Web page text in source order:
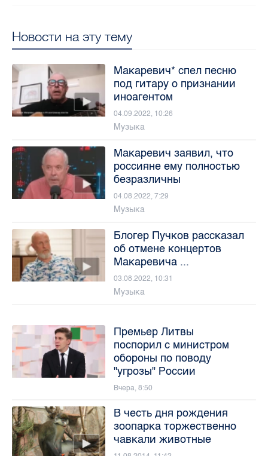
Новости на эту тему
Макаревич* спел песню
под гитару о признании
иноагентом
04.09.2022, 10:26
Музыка
Макаревич заявил, что
россияне ему полностью
безразличны
04.08.2022, 7:29
Музыка
Блогер Пучков рассказал
об отмене концертов
Макаревича ...
03.08.2022, 10:31
Музыка
Премьер Литвы
поспорил с министром
обороны по поводу
"угрозы" России
Вчера, 8:50
В честь дня рождения
зоопарка торжественно
чавкали животные